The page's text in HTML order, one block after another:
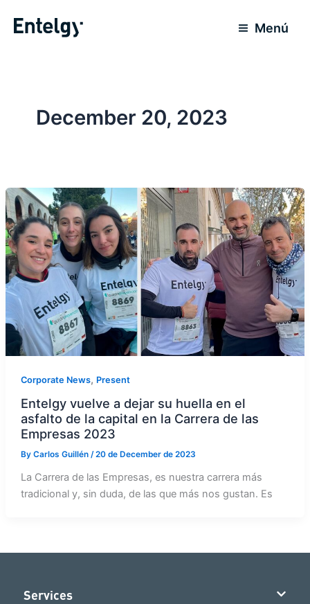
Menú
December 20, 2023
Corporate News, Present
Entelgy vuelve a dejar su huella en el
asfalto de la capital en la Carrera de las
Empresas 2023
By Carlos Guillén /20 de December de 2023
La Carrera de las Empresas, es nuestra carrera más
tradicional y, sin duda, de las que más nos gustan. Es
Services